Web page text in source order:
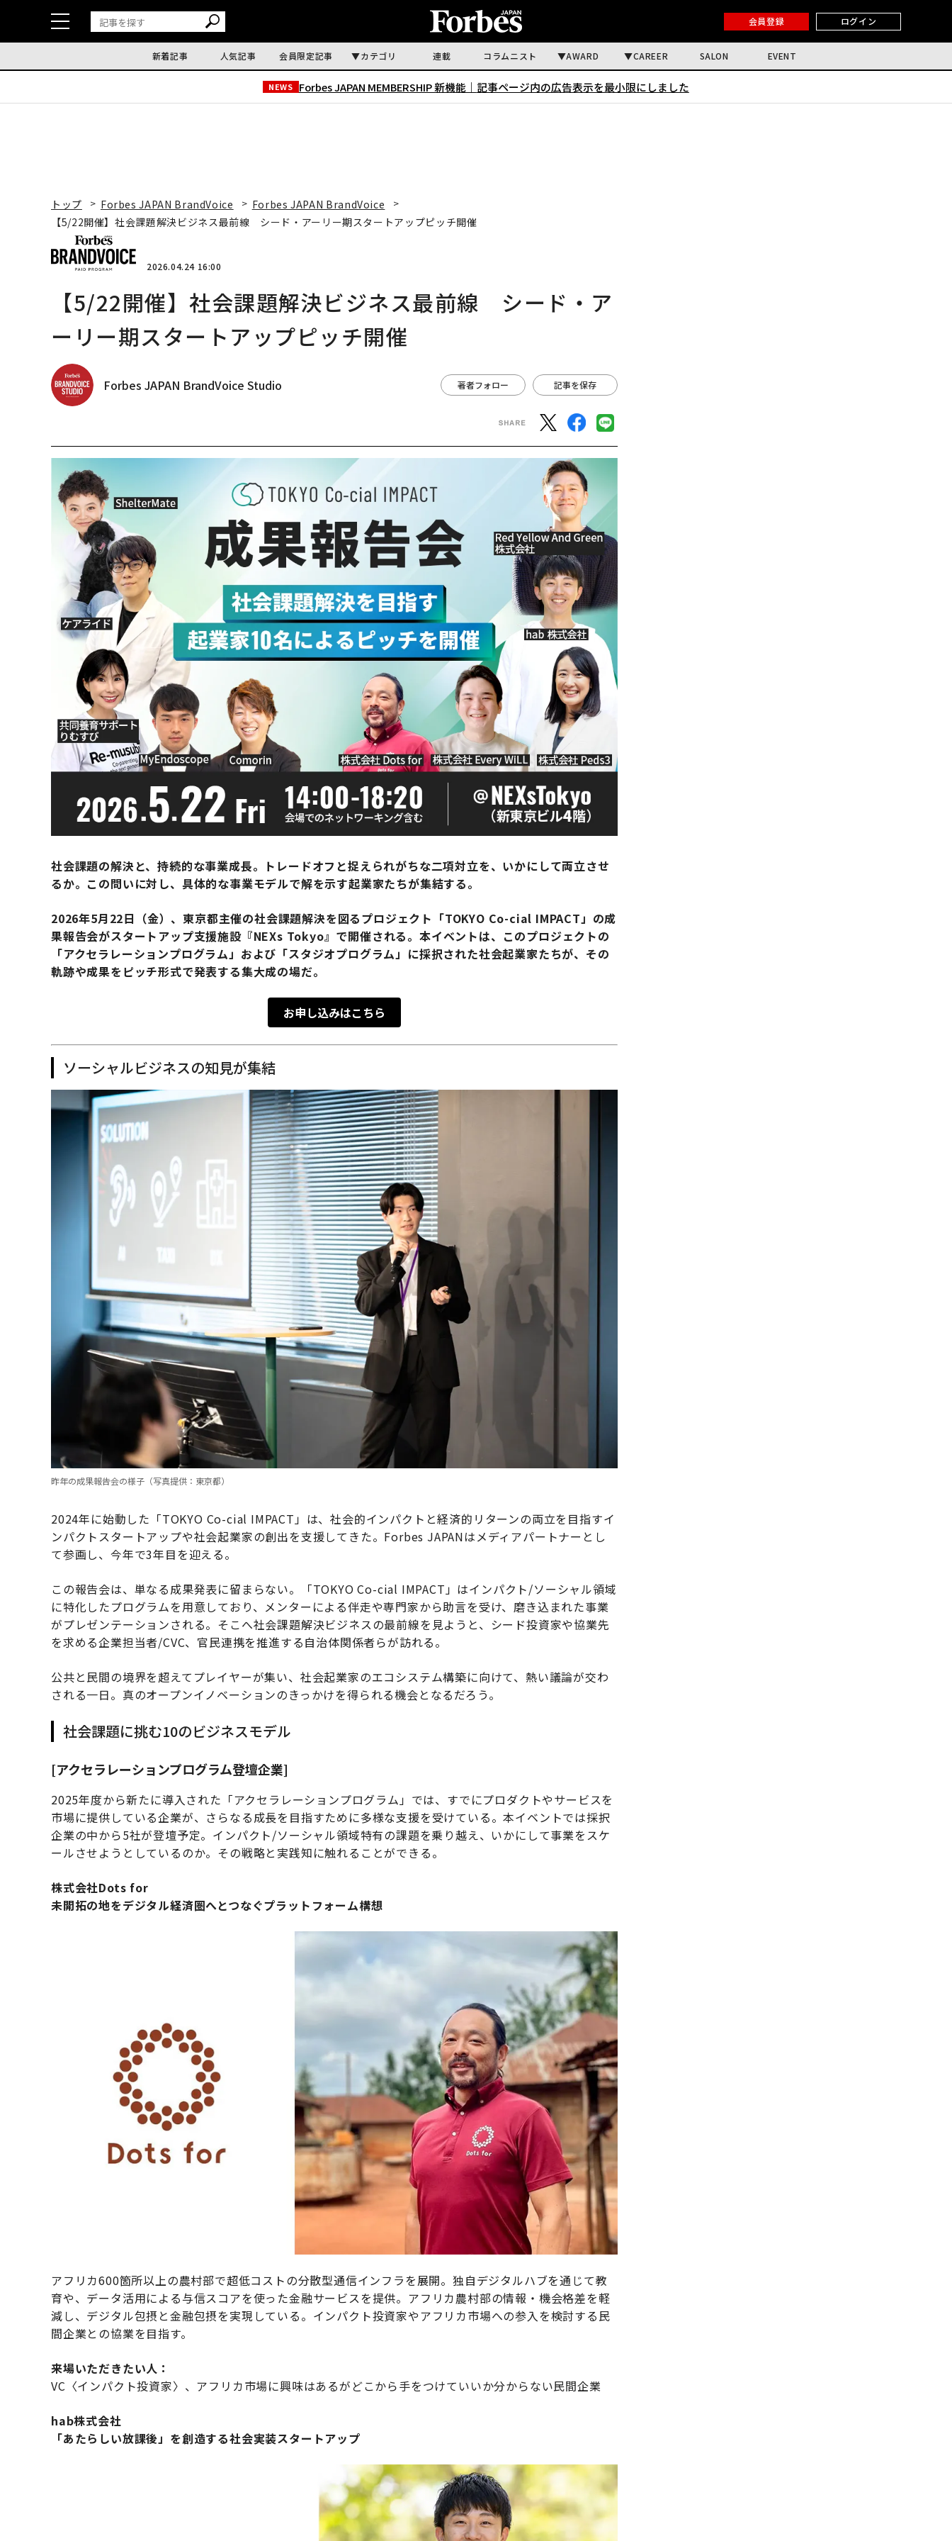
会員登録 ログイン
新着記事 人気記事 会員限定記事 カテゴリ 連載 コラムニスト AWARD CAREER SALON EVENT
NEWS Forbes JAPAN MEMBERSHIP 新機能｜ 記事ページ内の広告表示を最小限にしました
トップ Forbes JAPAN BrandVoice
Forbes JAPAN BrandVoice
【5/22開催】社会課題解決ビジネス最前線 シード・アーリー期スタートアップピッチ開催
2026.04.24 16:00
【5/22開催】社会課題解決ビジネス最前線 シード・ア
ーリー期スタートアップピッチ開催
Forbes JAPAN BrandVoice Studio 著者フォロー 記事を保存
社会課題の解決と、持続的な事業成長。トレードオフと捉えられがちな二項対立を、いかにして両立させ
るか。この問いに対し、具体的な事業モデルで解を示す起業家たちが集結する。
2026年5月22日（金）、東京都主催の社会課題解決を図るプロジェクト「TOKYO Co-cial IMPACT」の成
果報告会がスタートアップ支援施設『NEXs Tokyo』で開催される。本イベントは、このプロジェクトの
「アクセラレーションプログラム」および「スタジオプログラム」に採択された社会起業家たちが、その
軌跡や成果をピッチ形式で発表する集大成の場だ。
お申し込みはこちら
ソーシャルビジネスの知見が集結
昨年の成果報告会の様子（写真提供：東京都）
2024年に始動した「TOKYO Co-cial IMPACT」は、社会的インパクトと経済的リターンの両立を目指すイ
ンパクトスタートアップや社会起業家の創出を支援してきた。Forbes JAPANはメディアパートナーとし
て参画し、今年で3年目を迎える。
この報告会は、単なる成果発表に留まらない。「TOKYO Co-cial IMPACT」はインパクト/ソーシャル領域
に特化したプログラムを用意しており、メンターによる伴走や専門家から助言を受け、磨き込まれた事業
がプレゼンテーションされる。そこへ社会課題解決ビジネスの最前線を見ようと、シード投資家や協業先
を求める企業担当者/CVC、官民連携を推進する自治体関係者らが訪れる。
公共と民間の境界を超えてプレイヤーが集い、社会起業家のエコシステム構築に向けて、熱い議論が交わ
される一日。真のオープンイノベーションのきっかけを得られる機会となるだろう。
社会課題に挑む10のビジネスモデル
[アクセラレーションプログラム登壇企業]
2025年度から新たに導入された「アクセラレーションプログラム」では、すでにプロダクトやサービスを
市場に提供している企業が、さらなる成長を目指すために多様な支援を受けている。本イベントでは採択
企業の中から5社が登壇予定。インパクト/ソーシャル領域特有の課題を乗り越え、いかにして事業をスケ
ールさせようとしているのか。その戦略と実践知に触れることができる。
株式会社Dots for
未開拓の地をデジタル経済圏へとつなぐプラットフォーム構想
アフリカ600箇所以上の農村部で超低コストの分散型通信インフラを展開。独自デジタルハブを通じて教
育や、データ活用による与信スコアを使った金融サービスを提供。アフリカ農村部の情報・機会格差を軽
減し、デジタル包摂と金融包摂を実現している。インパクト投資家やアフリカ市場への参入を検討する民
間企業との協業を目指す。
来場いただきたい人：
VC〈インパクト投資家〉、アフリカ市場に興味はあるがどこから手をつけていいか分からない民間企業
hab株式会社
「あたらしい放課後」を創造する社会実装スタートアップ